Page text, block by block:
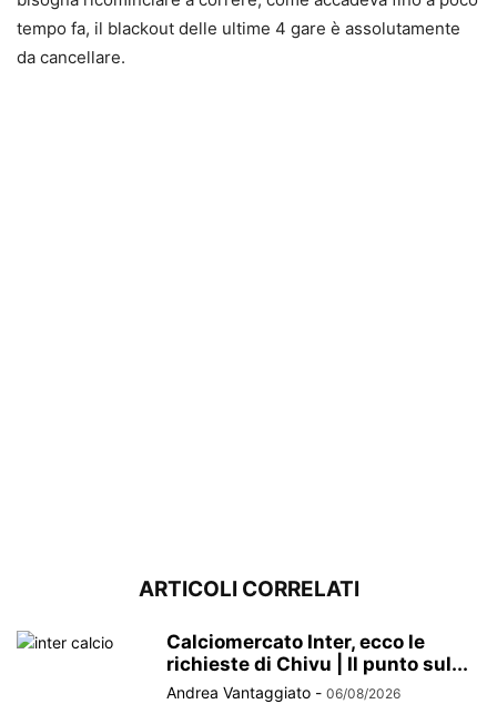
tempo fa, il blackout delle ultime 4 gare è assolutamente
da cancellare.
ARTICOLI CORRELATI
Calciomercato Inter, ecco le
richieste di Chivu | Il punto sul...
Andrea Vantaggiato - 06/08/2026